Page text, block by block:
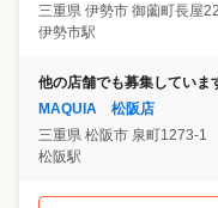
三重県 伊勢市 御薗町長屋
伊勢市駅
他の店舗でも募集していま
MAQUIA 松阪店
三重県 松阪市 泉町1273-1
松阪駅